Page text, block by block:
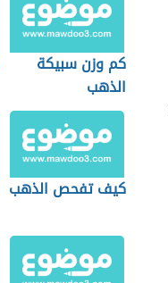
كم وزن سبيكة
الذهب
كيف تفحص الذهب